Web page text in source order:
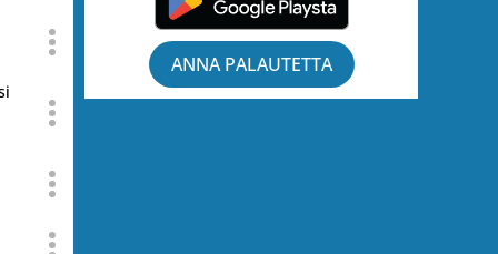
ANNA PALAUTETTA